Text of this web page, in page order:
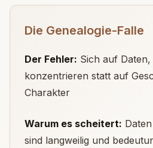
Die Genealogie-Falle
Der Fehler: Sich auf
konzentrieren statt auf
Charakter
Warum es scheitert:
sind langweilig und